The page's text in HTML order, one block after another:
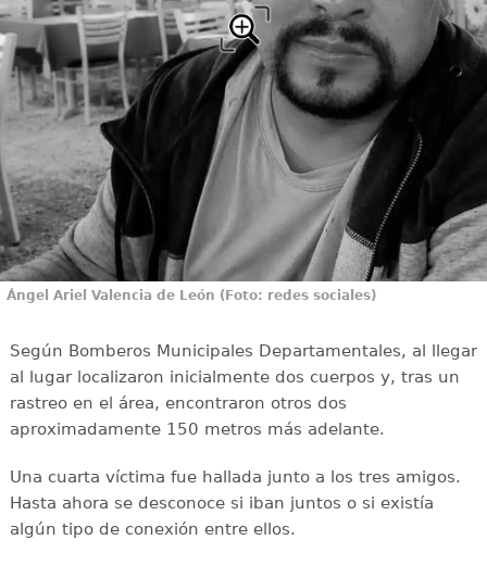
Ángel Ariel Valencia de León (Foto: redes sociales)
Según Bomberos Municipales Departamentales, al llegar
al lugar localizaron inicialmente dos cuerpos y, tras un
rastreo en el área, encontraron otros dos
aproximadamente 150 metros más adelante.
Una cuarta víctima fue hallada junto a los tres amigos.
Hasta ahora se desconoce si iban juntos o si existía
algún tipo de conexión entre ellos.